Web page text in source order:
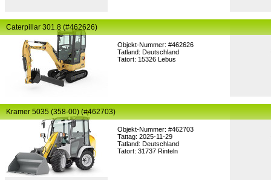
Objekt-Nummer: #462626
Tatland: Deutschland
Tatort: 15326 Lebus
Caterpillar 301.8 (#462626)
Objekt-Nummer: #462703
Tattag: 2025-11-29
Tatland: Deutschland
Tatort: 31737 Rinteln
Kramer 5035 (358-00) (#462703)